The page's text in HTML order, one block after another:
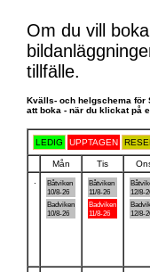
Om du vill
tillfälle.
Kvälls- och helgschema för
att boka - när du klickat på
LEDIG UPPTAGEN
Mån Tis
Båtviken
10/8-26
Badviken
10/8-26
Båtviken
11/8-26
Badviken
11/8-26
12/8-
12/8-